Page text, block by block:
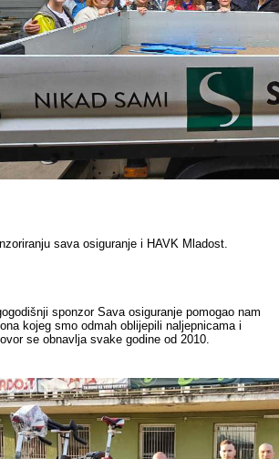
sava osiguranje i HAVK Mladost.
sponzor Sava osiguranje pomogao nam
kojeg smo odmah oblijepili naljepnicama i
se obnavlja svake godine od 2010.